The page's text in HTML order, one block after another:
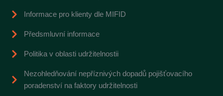
Informace pro klienty dle MIFID
Předsmluvní informace
Politika v oblasti udržitelnostii
Nezohledňování nepříznivých dopadů pojišťovacího
poradenství na faktory udržitelnosti